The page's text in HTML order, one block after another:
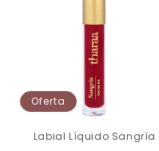
Oferta
Labial Líquido Sangría